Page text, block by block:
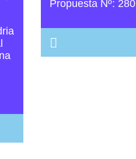
Propuesta Nº: 280